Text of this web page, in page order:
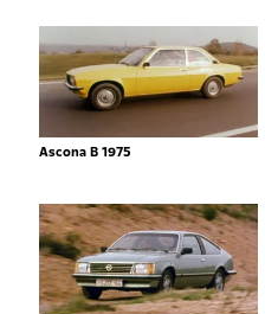
Ascona B 1975